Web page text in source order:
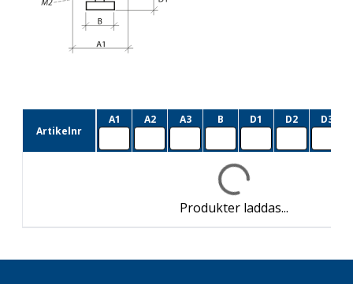
Artikelnr
A1 A2 A3 B D1 D2
D3
Produkter laddas...